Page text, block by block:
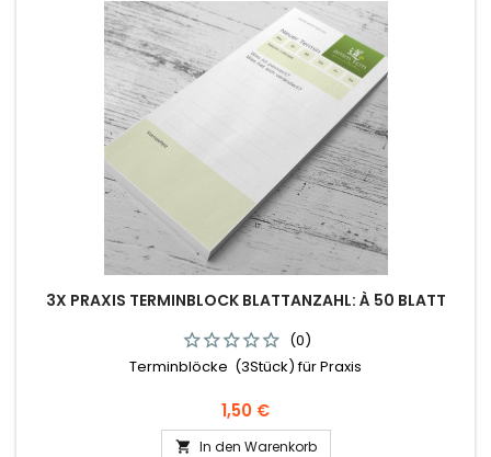
3X PRAXIS TERMINBLOCK BLATTANZAHL: À 50 BLATT
(0)
Terminblöcke (3Stück) für Praxis
Preis
1,50 €
 In den Warenkorb